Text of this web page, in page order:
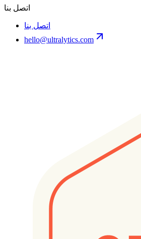
اتصل بنا
اتصل بنا
hello@ultralytics.com